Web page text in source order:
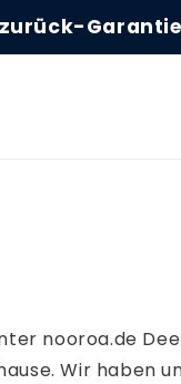
Garantie!
nooroa.de
Wir haben